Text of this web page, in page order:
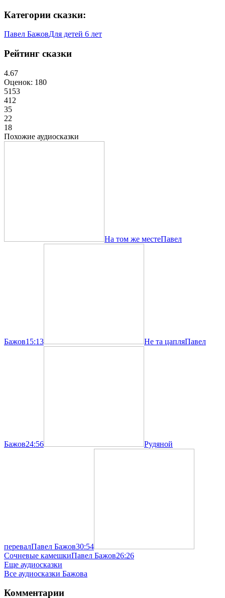
Категории сказки:
Павел БажовДля детей 6 лет
Рейтинг сказки
4.67
Оценок: 180
5153
412
35
22
18
Похожие аудиосказки
На том же местеПавел
Бажов15:13 Не та цапляПавел
Бажов24:56 Рудяной
перевалПавел Бажов30:54
Сочневые камешкиПавел Бажов26:26
Еще аудиосказки
Все аудиосказки Бажова
Комментарии